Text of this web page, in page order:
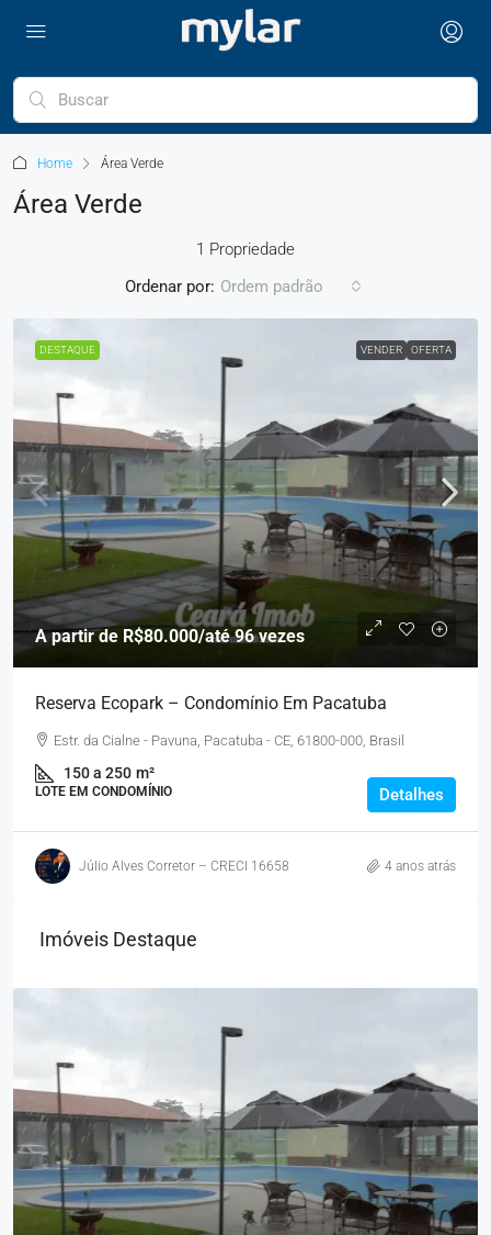
Home Área Verde
Área Verde
1 Propriedade
Ordenar por: Ordem padrão
DESTAQUE VENDER OFERTA
A partir de R$80.000/até 96 vezes
Reserva Ecopark – Condomínio Em Pacatuba
Estr. da Cialne - Pavuna, Pacatuba - CE, 61800-000, Brasil
150 a 250 m²
LOTE EM CONDOMÍNIO Detalhes
Júlio Alves Corretor – CRECI 16658 4 anos atrás
Imóveis Destaque